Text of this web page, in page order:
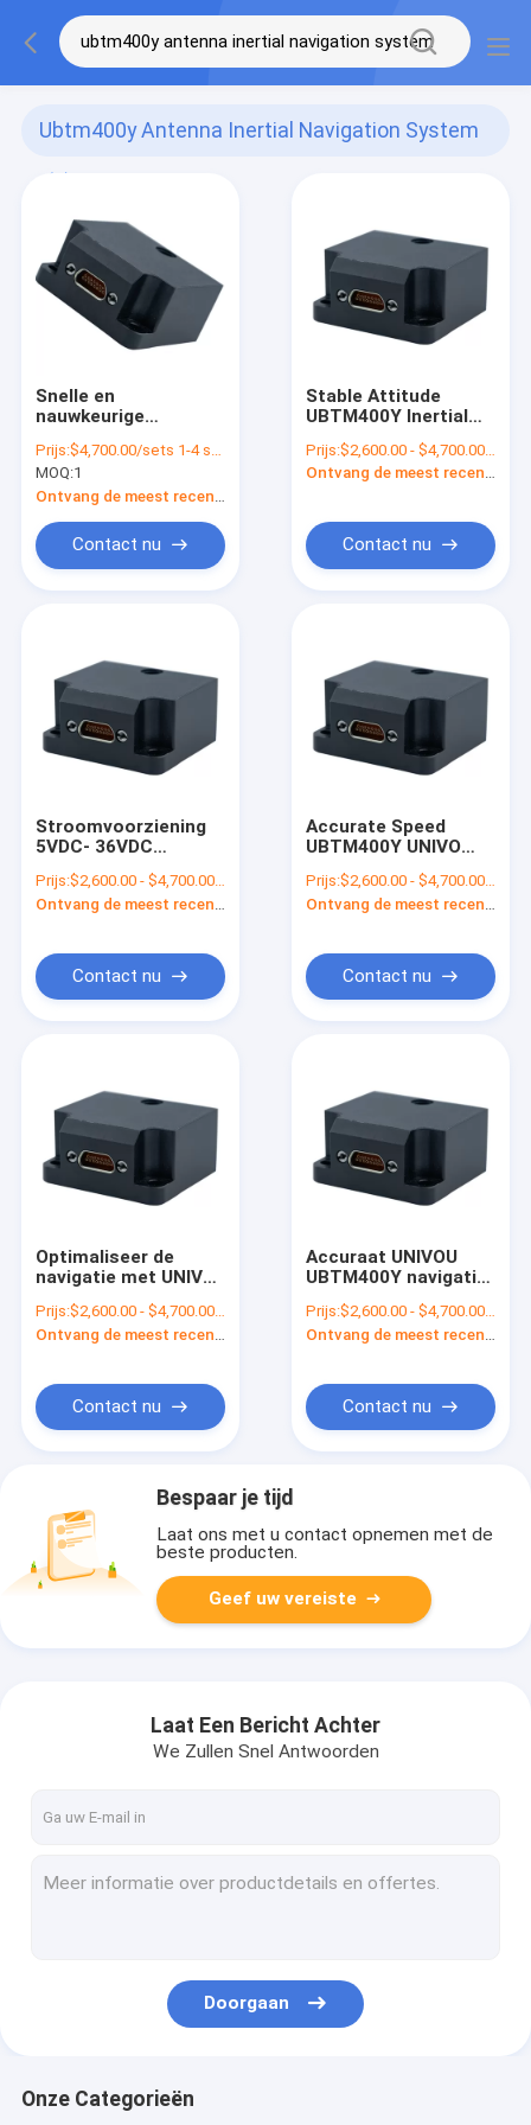
Ubtm400y Antenna Inertial Navigation System
Snelle en
nauwkeurige
met UBTM400
antenne inertiële
navigatiesysteem
Prijs:$4,700.00/sets 1-4 sets
MOQ:1
Contact nu
Stable Attitude
UBTM400Y Inertial
met op maat
gemaakte ODM-
Prijs:$2,600.00 - $4,700.00/sets
Ontvang de meest recente Prijs
Contact nu
Stroomvoorziening
5VDC- 36VDC
Inertial Navigation
System met FOG
Prijs:$2,600.00 - $4,700.00/sets
Contact nu
Accurate Speed
UBTM400Y UNIVO
System met stabiele
houding en Gyro FOG
Prijs:$2,600.00 - $4,700.00/sets
Contact nu
Optimaliseer de
navigatie met UNIVO
Navigation System
en RS422 Output
Prijs:$2,600.00 - $4,700.00/sets
Contact nu
Accuraat UNIVOU
UBTM400Y navigatie-
met glasvezel
gyroscoop sensor
Prijs:$2,600.00 - $4,700.00/sets
Contact nu
Bespaar je tijd
Laat ons met u contact opnemen met de
beste producten.
Geef uw vereiste
Laat Een Bericht Achter
We Zullen Snel Antwoorden
Doorgaan
Onze Categorieën